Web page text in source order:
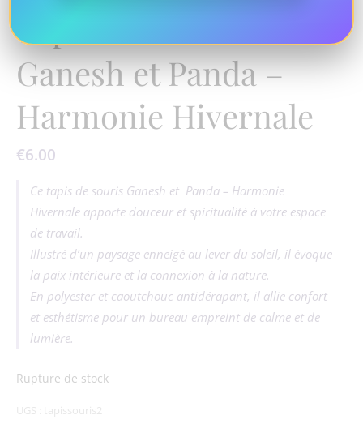
Tapis de souris
Ganesh et Panda –
Harmonie Hivernale
€6.00
Ce tapis de souris Ganesh et Panda – Harmonie
Hivernale apporte douceur et spiritualité à votre espace
de travail.
Illustré d’un paysage enneigé au lever du soleil, il évoque
la paix intérieure et la connexion à la nature.
En polyester et caoutchouc antidérapant, il allie confort
et esthétisme pour un bureau empreint de calme et de
lumière.
Rupture de stock
UGS :
tapissouris2